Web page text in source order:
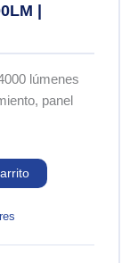
|
lúmenes
panel